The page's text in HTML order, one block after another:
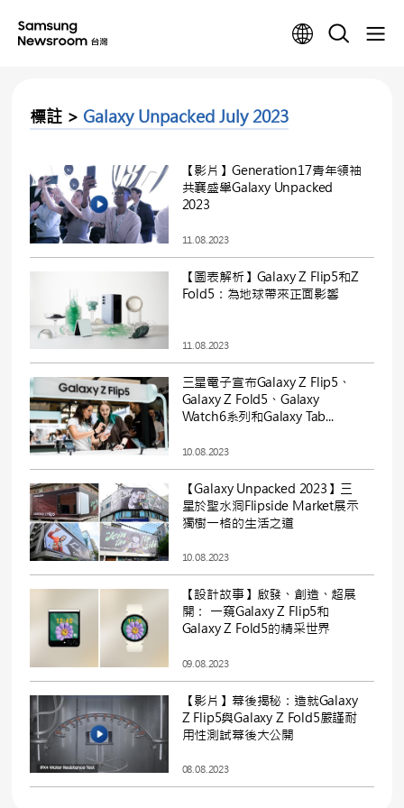
標註 > Galaxy Unpacked July 2023
【影片】Generation17青年領袖
共襄盛舉Galaxy Unpacked
2023
11.08.2023
【圖表解析】Galaxy Z Flip5和Z
Fold5：為地球帶來正面影響
11.08.2023
三星電子宣布Galaxy Z Flip5、
Galaxy Z Fold5、Galaxy
Watch6系列和Galaxy Tab...
10.08.2023
【Galaxy Unpacked 2023】三
星於聖水洞Flipside Market展示
獨樹一格的生活之道
10.08.2023
【設計故事】啟發、創造、超展
開： 一窺Galaxy Z Flip5和
Galaxy Z Fold5的精采世界
09.08.2023
【影片】幕後揭秘：造就Galaxy
Z Flip5與Galaxy Z Fold5嚴謹耐
用性測試幕後大公開
08.08.2023